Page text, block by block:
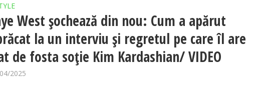
West șochează din nou: Cum a apărut
la un interviu și regretul pe care îl are
de fosta soție Kim Kardashian/ VIDEO
2025